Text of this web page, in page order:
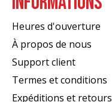
Heures d'ouverture
À propos de nous
Support client
Termes et conditions
Expéditions et retours